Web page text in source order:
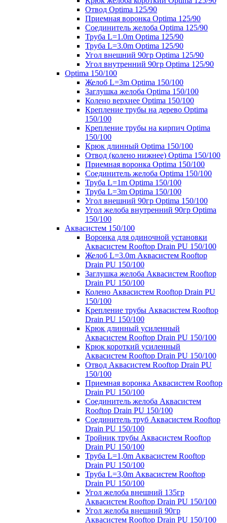
Отвод Optima 125/90
Приемная воронка Optima 125/90
Соединитель желоба Optima 125/90
Труба L=1.0m Optima 125/90
Труба L=3.0m Optima 125/90
Угол внешний 90гр Optima 125/90
Угол внутренний 90гр Optima 125/90
Optima 150/100
Желоб L=3m Optima 150/100
Заглушка желоба Optima 150/100
Колено верхнее Optima 150/100
Крепление трубы на дерево Optima
150/100
Крепление трубы на кирпич Optima
150/100
Крюк длинный Optima 150/100
Отвод (колено нижнее) Optima 150/100
Приемная воронка Optima 150/100
Соединитель желоба Optima 150/100
Труба L=1m Optima 150/100
Труба L=3m Optima 150/100
Угол внешний 90гр Optima 150/100
Угол желоба внутренний 90гр Optima
150/100
Аквасистем 150/100
Воронка для одиночной установки
Аквасистем Rooftop Drain PU 150/100
Желоб L=3.0m Аквасистем Rooftop
Drain PU 150/100
Заглушка желоба Аквасистем Rooftop
Drain PU 150/100
Колено Аквасистем Rooftop Drain PU
150/100
Крепление трубы Аквасистем Rooftop
Drain PU 150/100
Крюк длинный усиленный
Аквасистем Rooftop Drain PU 150/100
Крюк короткий усиленный
Аквасистем Rooftop Drain PU 150/100
Отвод Аквасистем Rooftop Drain PU
150/100
Приемная воронка Аквасистем Rooftop
Drain PU 150/100
Соединитель желоба Аквасистем
Rooftop Drain PU 150/100
Соединитель труб Аквасистем Rooftop
Drain PU 150/100
Тройник трубы Аквасистем Rooftop
Drain PU 150/100
Труба L=1,0m Аквасистем Rooftop
Drain PU 150/100
Труба L=3,0m Аквасистем Rooftop
Drain PU 150/100
Угол желоба внешний 135гр
Аквасистем Rooftop Drain PU 150/100
Угол желоба внешний 90гр
Аквасистем Rooftop Drain PU 150/100